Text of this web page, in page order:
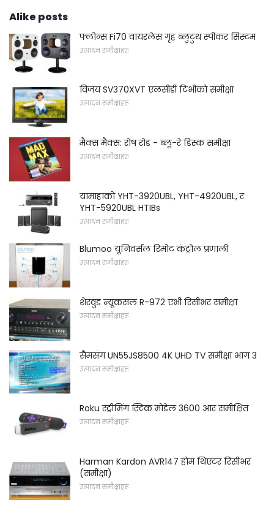
Alike posts
फ्लोन्स Fi70 वायरलेस गृह ब्लुटुथ स्पीकर सिस्टम
उत्पादन समीक्षाहरू
विजय SV370XVT एलसीडी टिभीको समीक्षा
उत्पादन समीक्षाहरू
मैक्स मैक्स: रोष रोड - ब्लू-रे डिस्क समीक्षा
उत्पादन समीक्षाहरू
यामाहाको YHT-3920UBL, YHT-4920UBL, र
YHT-5920UBL HTIBs
उत्पादन समीक्षाहरू
Blumoo यूनिवर्सल रिमोट कंट्रोल प्रणाली
उत्पादन समीक्षाहरू
शेरवुड न्यूकसल R-972 एभी रिसीभर समीक्षा
उत्पादन समीक्षाहरू
सैमसंग UN55JS8500 4K UHD TV समीक्षा भाग 3
उत्पादन समीक्षाहरू
Roku स्ट्रीमिंग स्टिक मोडेल 3600 आर समीक्षित
उत्पादन समीक्षाहरू
Harman Kardon AVR147 होम थिएटर रिसीभर
(समीक्षा)
उत्पादन समीक्षाहरू